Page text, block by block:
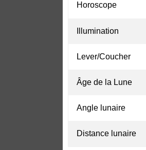
Horoscope
Illumination
Lever/Coucher
Âge de la Lune
Angle lunaire
Distance lunaire